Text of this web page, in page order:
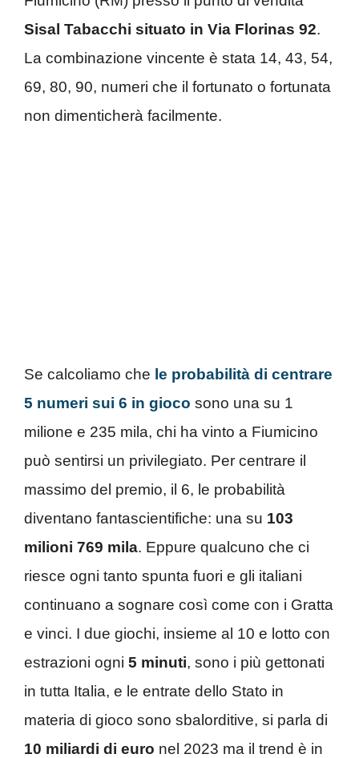
Sisal Tabacchi situato in Via Florinas 92.
La combinazione vincente è stata 14, 43, 54,
69, 80, 90, numeri che il fortunato o fortunata
non dimenticherà facilmente.
Se calcoliamo che le probabilità di centrare
5 numeri sui 6 in gioco sono una su 1
milione e 235 mila, chi ha vinto a Fiumicino
può sentirsi un privilegiato. Per centrare il
massimo del premio, il 6, le probabilità
diventano fantascientifiche: una su 103
milioni 769 mila. Eppure qualcuno che ci
riesce ogni tanto spunta fuori e gli italiani
continuano a sognare così come con i Gratta
e vinci. I due giochi, insieme al 10 e lotto con
estrazioni ogni 5 minuti, sono i più gettonati
in tutta Italia, e le entrate dello Stato in
materia di gioco sono sbalorditive, si parla di
10 miliardi di euro nel 2023 ma il trend è in